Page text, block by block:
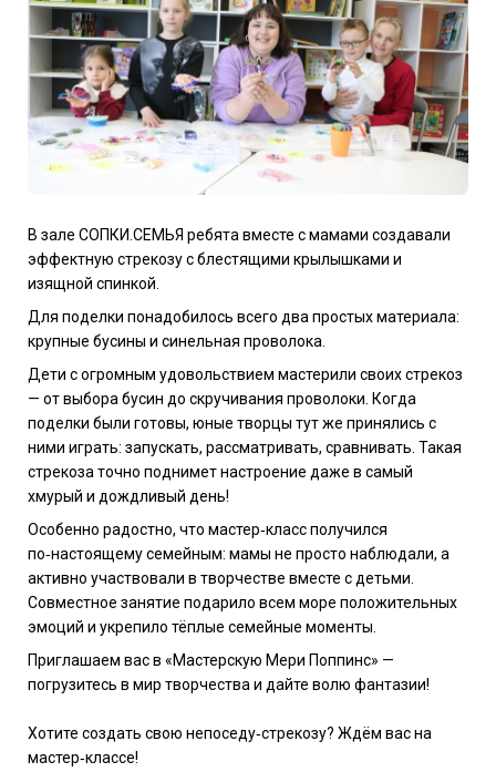
В зале СОПКИ.СЕМЬЯ ребята вместе с мамами создавали
эффектную стрекозу с блестящими крылышками и
изящной спинкой.
Для поделки понадобилось всего два простых материала:
крупные бусины и синельная проволока.
Дети с огромным удовольствием мастерили своих стрекоз
— от выбора бусин до скручивания проволоки. Когда
поделки были готовы, юные творцы тут же принялись с
ними играть: запускать, рассматривать, сравнивать. Такая
стрекоза точно поднимет настроение даже в самый
хмурый и дождливый день!
Особенно радостно, что мастер‑класс получился
по‑настоящему семейным: мамы не просто наблюдали, а
активно участвовали в творчестве вместе с детьми.
Совместное занятие подарило всем море положительных
эмоций и укрепило тёплые семейные моменты.
Приглашаем вас в «Мастерскую Мери Поппинс» —
погрузитесь в мир творчества и дайте волю фантазии!
Хотите создать свою непоседу‑стрекозу? Ждём вас на
мастер‑классе!